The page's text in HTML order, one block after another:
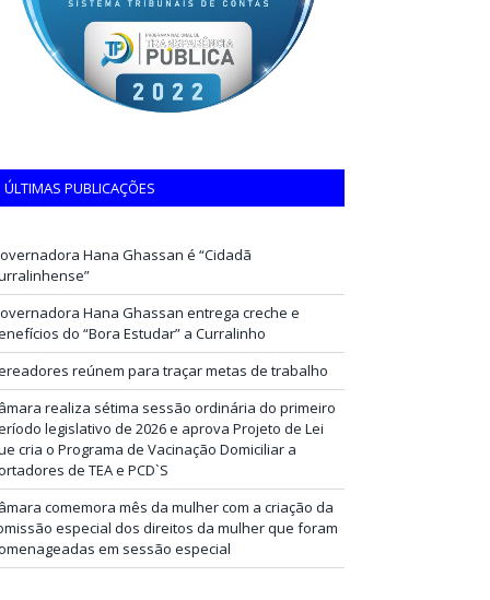
ÚLTIMAS PUBLICAÇÕES
Hana Ghassan é “Cidadã
Hana Ghassan entrega creche e
do “Bora Estudar” a Curralinho
reúnem para traçar metas de trabalho
realiza sétima sessão ordinária do primeiro
legislativo de 2026 e aprova Projeto de Lei
cria o Programa de Vacinação Domiciliar a
de TEA e PCD`S
comemora mês da mulher com a criação da
especial dos direitos da mulher que foram
em sessão especial